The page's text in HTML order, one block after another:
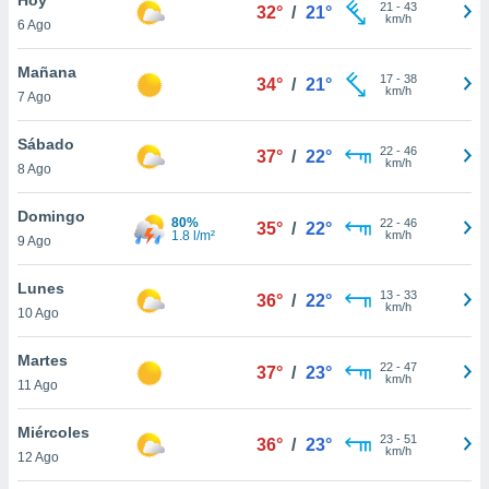
en
más
nuestra
de
cookies
aceptar
6 Ago
32° / 21° 21 - 43
km/h
Mañana
7 Ago
34° / 21° 17- 38
km/h
Sábado
8 Ago
37° / 22° 22- 46
km/h
Domingo
9 Ago
80%
1.8 l/m²
35° / 22° 22- 46
km/h
Lunes
10 Ago
36° / 22° 13- 33
km/h
Martes
11 Ago
37° / 23° 22- 47
km/h
Miércoles
12 Ago
36° / 23° 23- 51
km/h